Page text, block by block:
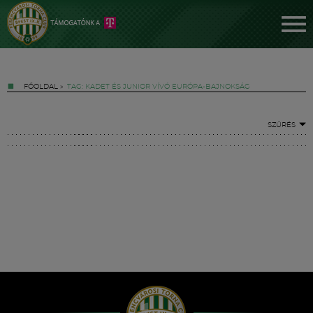
FŐOLDAL » TAG: KADET ÉS JUNIOR VÍVÓ EURÓPA-BAJNOKSÁG
SZŰRÉS
Hírek